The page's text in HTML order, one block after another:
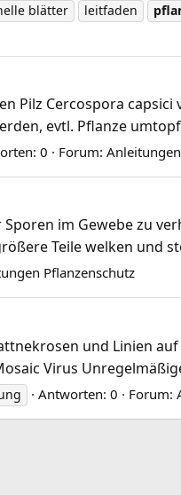
blätter leitfaden
Pilz Cercospora
evtl. Pflanze
0 Forum:
im Gewebe zu
Teile welken und
Pflanzenschutz
und Linien
Virus
Antworten: 0 Forum: